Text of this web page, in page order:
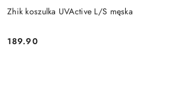
Zhik koszulka UVActive L/S męska
Cena:
189.90